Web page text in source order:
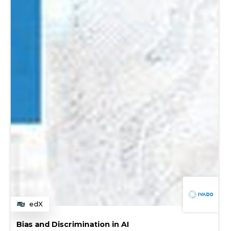
Bias and Discrimination in AI
Catégorie
edX